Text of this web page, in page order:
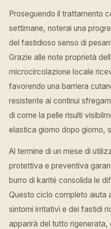
Proseguendo il trattamento
settimane, noterai una
del fastidioso senso di
Grazie alle note proprietà
microcircolazione locale
favorendo una barriera
resistente ai continui
di come la pelle risulti
elastica giorno dopo giorno,
Al termine di un mese di
protettiva e preventiva
burro di karité consolida le
Questo ciclo completo aiuta
sintomi irritativi e dei fastidi
apparirà del tutto